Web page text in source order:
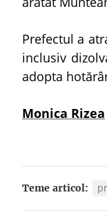
Prefectul a
inclusiv
adopta
Monica Rizea
Teme articol: